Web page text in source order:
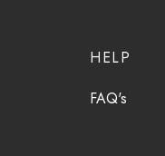
HELP
FAQ's